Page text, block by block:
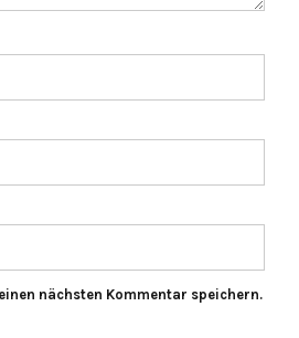
nächsten Kommentar speichern.